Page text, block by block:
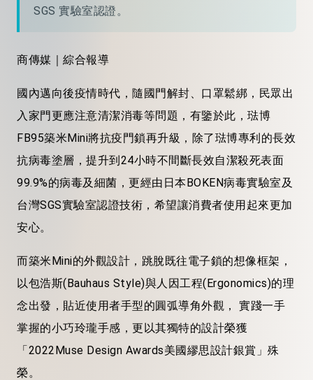
SGS 實驗室認證。
商傳媒｜綜合報導
國內邁向後疫情時代，隨國門解封、口罩鬆綁，民眾出
入家門更應注意清潔消毒等問題，有鑒於此，琺博
FB95築米Mini將抗疫門鎖再升級，除了琺博專利的長效
抗病毒塗層，提升到24小時不間斷長效自潔殺死表面
99.9%的病毒及細菌，更經由日本BOKEN病毒實驗室及
台灣SGS實驗室認證技術，希望讓消費者使用起來更加
安心。
而築米Mini的外觀設計，跳脫既往電子鎖的想像框架，
以包浩斯(Bauhaus Style)與人因工程(Ergonomics)的理
念出發，貼近使用者手型的圓弧導角外觀， 實踐一手
掌握的小巧玲瓏手感，更以其獨特的設計榮獲
「2022Muse Design Awards美國繆思設計銀賞」殊
榮。